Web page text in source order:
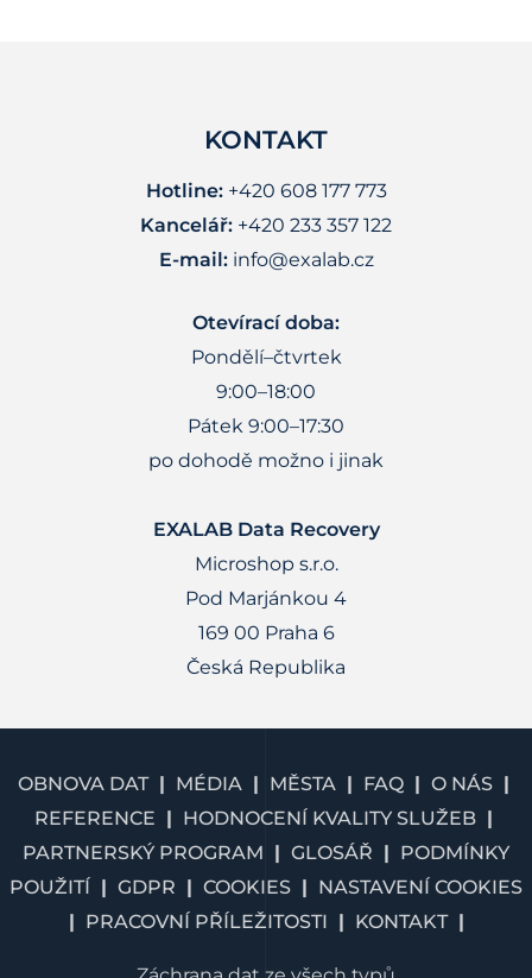
KONTAKT
Hotline:+420 608 177 773
Kancelář: +420 233 357 122
E-mail: info@exalab.cz
Otevírací doba:
Pondělí–čtvrtek
9:00–18:00
Pátek 9:00–17:30
po dohodě možno i jinak
EXALAB Data Recovery
Microshop s.r.o.
Pod Marjánkou 4
169 00 Praha 6
Česká Republika
OBNOVA DAT MÉDIA MĚSTA FAQ
O NÁS
REFERENCE
HODNOCENÍ KVALITY SLUŽEB
PARTNERSKÝ PROGRAM
GLOSÁŘ
PODMÍNKY
POUŽITÍ
GDPR COOKIES
NASTAVENÍ COOKIES
PRACOVNÍ PŘÍLEŽITOSTI
KONTAKT